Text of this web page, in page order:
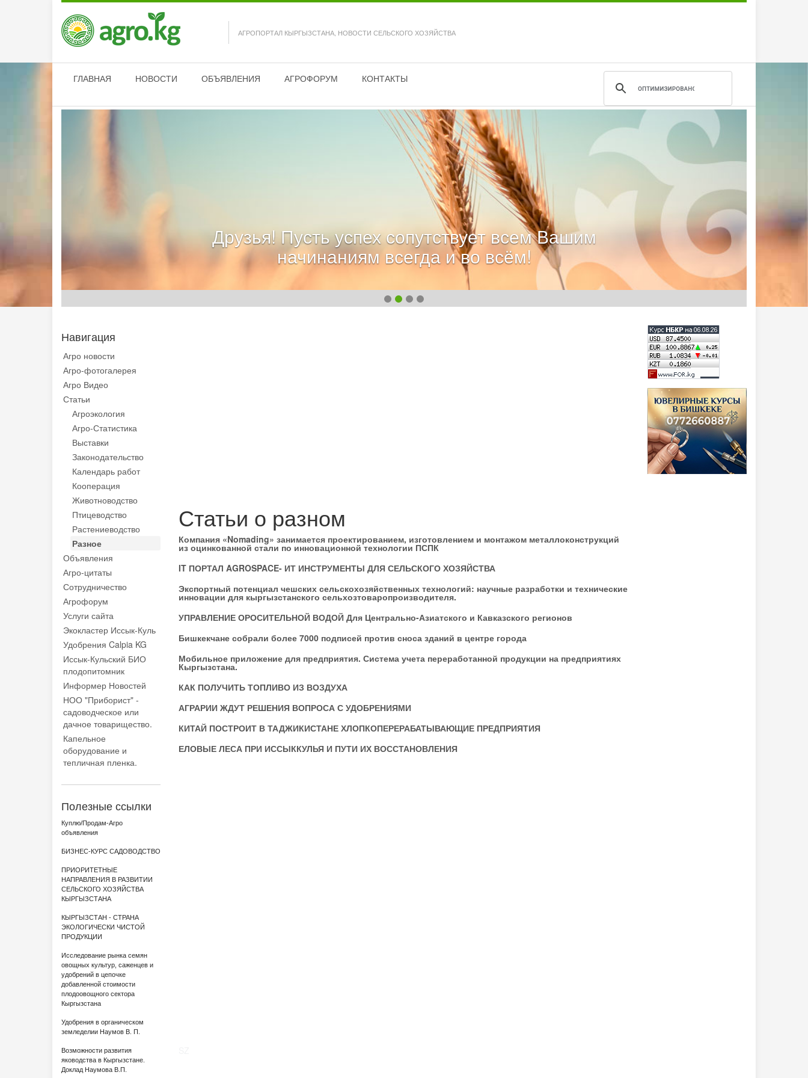
АГРОПОРТАЛ КЫРГЫЗСТАНА, НОВОСТИ СЕЛЬСКОГО ХОЗЯЙСТВА
ГЛАВНАЯ НОВОСТИ ОБЪЯВЛЕНИЯ АГРОФОРУМ КОНТАКТЫ
Друзья! Пусть успех сопутствует всем Вашим
начинаниям всегда и во всём!
Навигация
Агро новости
Агро-фотогалерея
Агро Видео
Статьи
Агроэкология
Агро-Статистика
Выставки
Законодательство
Календарь работ
Кооперация
Животноводство
Птицеводство
Растениеводство
Разное
Объявления
Агро-цитаты
Сотрудничество
Агрофорум
Услуги сайта
Экокластер Иссык-Куль
Удобрения Calpia KG
Иссык-Кульский БИО
плодопитомник
Информер Новостей
НОО "Приборист" -
садоводческое или
дачное товарищество.
Капельное
оборудование и
тепличная пленка.
Полезные ссылки
Куплю/Продам-Агро
объявления
БИЗНЕС-КУРС САДОВОДСТВО
ПРИОРИТЕТНЫЕ
НАПРАВЛЕНИЯ В РАЗВИТИИ
СЕЛЬСКОГО ХОЗЯЙСТВА
КЫРГЫЗСТАНА
КЫРГЫЗСТАН - СТРАНА
ЭКОЛОГИЧЕСКИ ЧИСТОЙ
ПРОДУКЦИИ
Исследование рынка семян
овощных культур, саженцев и
удобрений в цепочке
добавленной стоимости
плодоовощного сектора
Кыргызстана
Удобрения в органическом
земледелии Наумов В. П.
Возможности развития
яководства в Кыргызстане.
Доклад Наумова В.П.
Статьи о разном
Компания «Nomading» занимается проектированием, изготовлением и монтажом металлоконструкций
из оцинкованной стали по инновационной технологии ПСПК
IT ПОРТАЛ AGROSPACE- ИТ ИНСТРУМЕНТЫ ДЛЯ СЕЛЬСКОГО ХОЗЯЙСТВА
Экспортный потенциал чешских сельскохозяйственных технологий: научные разработки и технические
инновации для кыргызстанского сельхозтоваропроизводителя.
УПРАВЛЕНИЕ ОРОСИТЕЛЬНОЙ ВОДОЙ Для Центрально-Азиатского и Кавказского регионов
Бишкекчане собрали более 7000 подписей против сноса зданий в центре города
Мобильное приложение для предприятия. Система учета переработанной продукции на предприятиях
Кыргызстана.
КАК ПОЛУЧИТЬ ТОПЛИВО ИЗ ВОЗДУХА
АГРАРИИ ЖДУТ РЕШЕНИЯ ВОПРОСА С УДОБРЕНИЯМИ
КИТАЙ ПОСТРОИТ В ТАДЖИКИСТАНЕ ХЛОПКОПЕРЕРАБАТЫВАЮЩИЕ ПРЕДПРИЯТИЯ
ЕЛОВЫЕ ЛЕСА ПРИ ИССЫККУЛЬЯ И ПУТИ ИХ ВОССТАНОВЛЕНИЯ